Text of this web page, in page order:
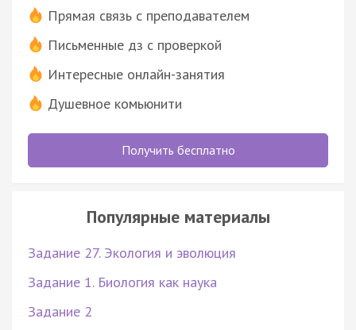
Прямая связь с преподавателем
Письменные дз с проверкой
Интересные онлайн-занятия
Душевное комьюнити
Получить бесплатно
Популярные материалы
Задание 27. Экология и эволюция
Задание 1. Биология как наука
Задание 2